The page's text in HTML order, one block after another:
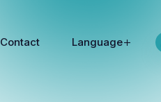
Contact Language